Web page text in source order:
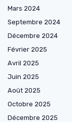
Mars 2024
Septembre 2024
Décembre 2024
Février 2025
Avril 2025
Juin 2025
Août 2025
Octobre 2025
Décembre 2025